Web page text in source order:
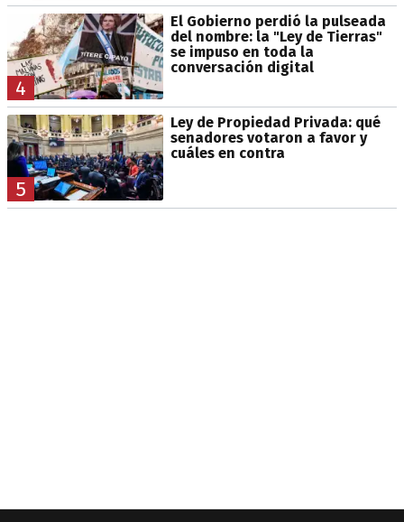
4
El Gobierno perdió la pulseada
del nombre: la "Ley de Tierras"
se impuso en toda la
conversación digital
5
Ley de Propiedad Privada: qué
senadores votaron a favor y
cuáles en contra